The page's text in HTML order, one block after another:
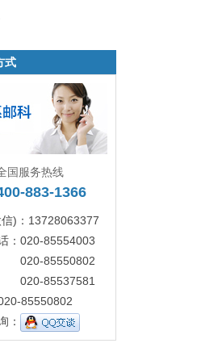
式
国服务热线
883-1366
)：13728063377
：020-85554003
85550802
85537581
85550802
：